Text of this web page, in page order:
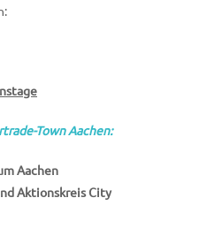
Town Aachen:
Aachen
Aktionskreis City